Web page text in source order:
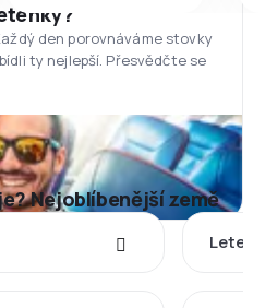
den porovnáváme stovky
ty nejlepší. Přesvědčte se
Nejoblíbenější země